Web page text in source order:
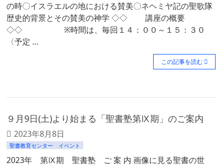
の時〇イスラエルの地における賛美〇ネヘミヤ記の聖歌隊
歴史的背景とその賛美の神学 ◇◇ 講座の概要
◇◇ ※時間は、毎回１４：００～１５：３０
〈予定 …
この記事を読む
９月9日(土)より始まる「聖書塾第Ⅸ期」のご案内
2023年8月8日
聖書教育センター イベント
2023年 第Ⅸ期 聖書塾 ご 案 内 画像に見る聖書の世